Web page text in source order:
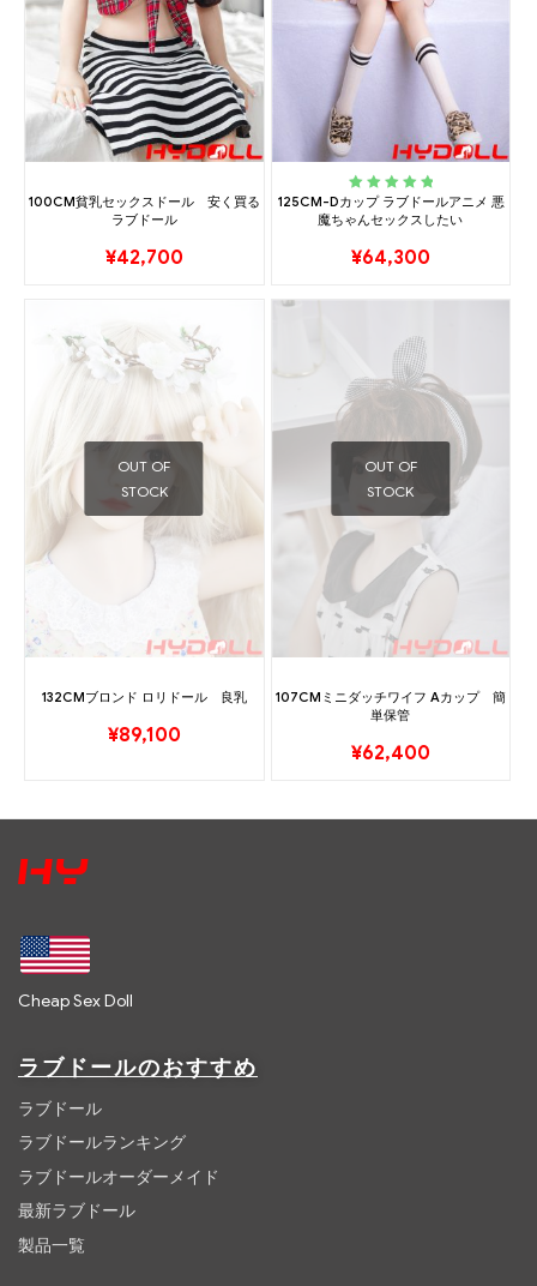
100CM貧乳セックスドール 安く買る
ラブドール
¥42,700
Rated5.00 out
of 5
125CM-Dカップ ラブドールアニメ 悪
魔ちゃんセックスしたい
¥64,300
OUT OF
STOCK
132CMブロンド ロリドール 良乳
¥89,100
OUT OF
STOCK
107CMミニダッチワイフ Aカップ 簡
単保管
¥62,400
Cheap Sex Doll
ラブドールのおすすめ
ラブドール
ラブドールランキング
ラブドールオーダーメイド
最新ラブドール
製品一覧